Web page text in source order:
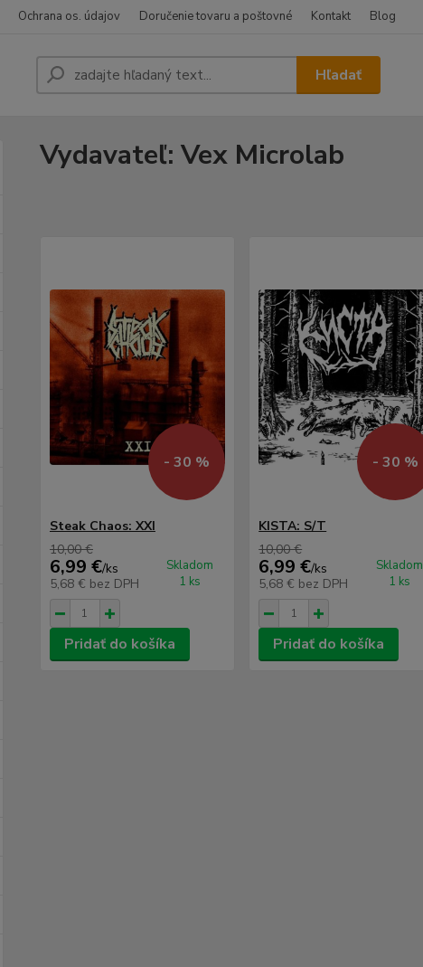
Ochrana os. údajov Doručenie tovaru a poštovné Kontakt Blog
Hľadať
Vydavateľ: Vex Microlab
- 30 %
Steak Chaos: XXI
10,00 €
6,99 €/ks
5,68 € bez DPH
Skladom
1 ks
Pridať do košíka
- 30 %
KISTA: S/T
10,00 €
6,99 €/ks
5,68 € bez DPH
Skladom
1 ks
Pridať do košíka